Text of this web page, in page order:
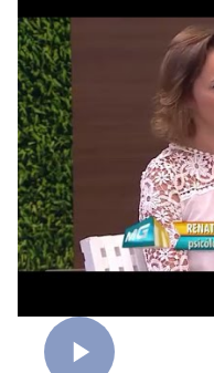
Mulheres